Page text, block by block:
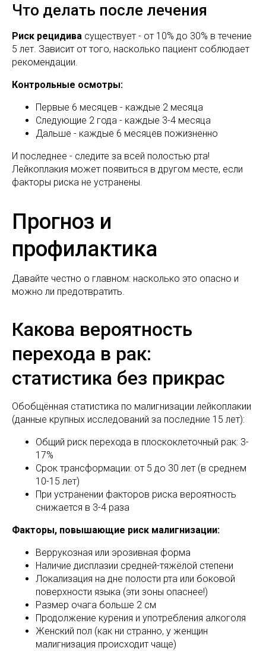
Что делать после лечения
Риск рецидива существует - от 10% до 30% в течение
5 лет. Зависит от того, насколько пациент соблюдает
рекомендации.
Контрольные осмотры:
Первые 6 месяцев - каждые 2 месяца
Следующие 2 года - каждые 3-4 месяца
Дальше - каждые 6 месяцев пожизненно
И последнее - следите за всей полостью рта!
Лейкоплакия может появиться в другом месте, если
факторы риска не устранены.
Прогноз и
профилактика
Давайте честно о главном: насколько это опасно и
можно ли предотвратить.
Какова вероятность
перехода в рак:
статистика без прикрас
Обобщённая статистика по малигнизации лейкоплакии
(данные крупных исследований за последние 15 лет):
Общий риск перехода в плоскоклеточный рак: 3-
17%
Срок трансформации: от 5 до 30 лет (в среднем
10-15 лет)
При устранении факторов риска вероятность
снижается в 3-4 раза
Факторы, повышающие риск малигнизации:
Веррукозная или эрозивная форма
Наличие дисплазии средней-тяжёлой степени
Локализация на дне полости рта или боковой
поверхности языка (эти зоны опаснее!)
Размер очага больше 2 см
Продолжение курения и употребления алкоголя
Женский пол (как ни странно, у женщин
малигнизация происходит чаще)